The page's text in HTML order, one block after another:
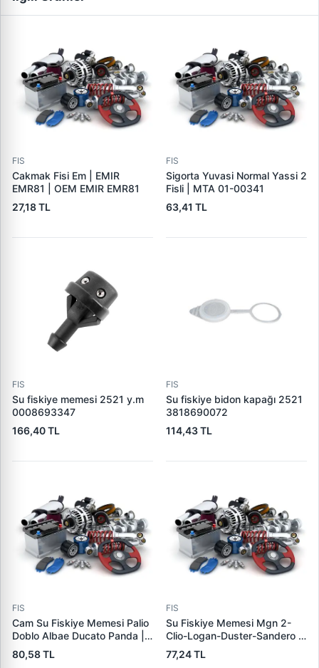
FIS
Cakmak Fisi Em | EMIR
EMR81 | OEM EMIR EMR81
27,18 TL
FIS
Sigorta Yuvasi Normal Yassi 2
Fisli | MTA 01-00341
63,41 TL
FIS
Su fiskiye memesi 2521 y.m
0008693347
166,40 TL
FIS
Su fiskiye bidon kapağı 2521
3818690072
114,43 TL
FIS
Cam Su Fiskiye Memesi Palio
Doblo Albae Ducato Panda |
DEKAR DK5028 | OEM
735277664 46454320
80,58 TL
FIS
Su Fiskiye Memesi Mgn 2-
Clio-Logan-Duster-Sandero |
DEKAR DK3017 | OEM
7700846456
77,24 TL